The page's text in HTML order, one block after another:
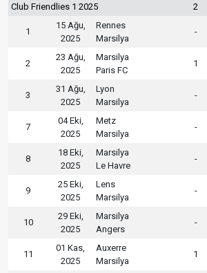
Club Friendlies 1 2025 2
1
15 Ağu,
2025
Rennes
Marsilya
-
2
23 Ağu,
2025
Marsilya
Paris FC
1
3
31 Ağu,
2025
Lyon
Marsilya
-
7
04 Eki,
2025
Metz
Marsilya
-
8
18 Eki,
2025
Marsilya
Le Havre
-
9
25 Eki,
2025
Lens
Marsilya
-
10
29 Eki,
2025
Marsilya
Angers
-
11
01 Kas,
2025
Auxerre
Marsilya
1